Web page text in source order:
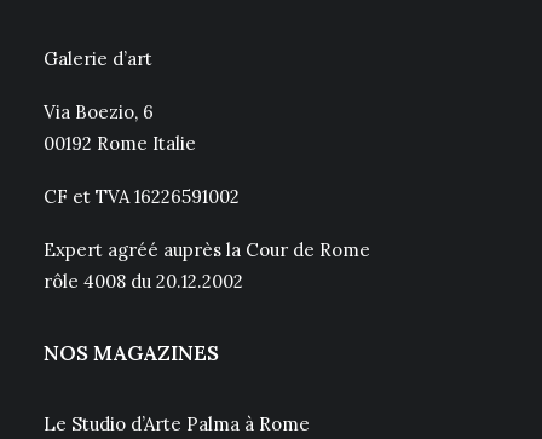
Galerie d’art
Via Boezio, 6
00192 Rome Italie
CF et TVA 16226591002
Expert agréé auprès la Cour de Rome
rôle 4008 du 20.12.2002
NOS MAGAZINES
Le Studio d’Arte Palma à Rome